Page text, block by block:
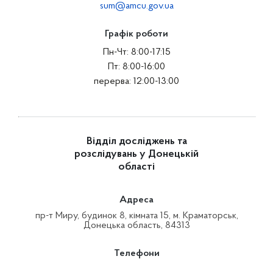
sum@amcu.gov.ua
Графік роботи
Пн-Чт: 8:00-17:15
Пт: 8:00-16:00
перерва: 12:00-13:00
Відділ досліджень та
розслідувань у Донецькій
області
Адреса
пр-т Миру, будинок 8, кімната 15, м. Краматорськ,
Донецька область, 84313
Телефони